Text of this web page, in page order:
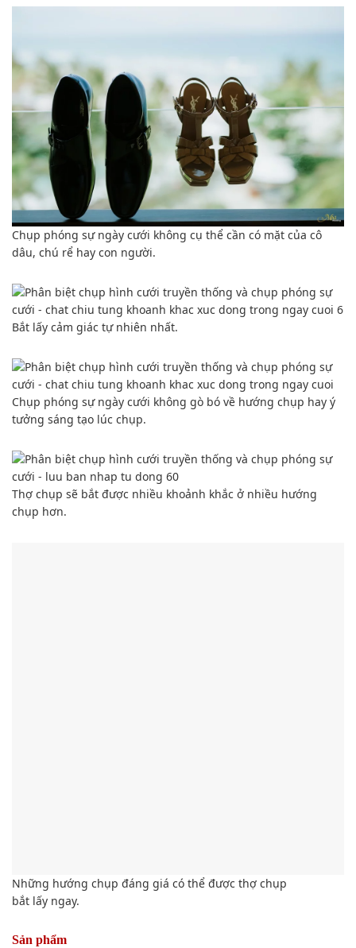
Chụp phóng sự ngày cưới không cụ thể cần có mặt của cô
dâu, chú rể hay con người.
Bắt lấy cảm giác tự nhiên nhất.
Chụp phóng sự ngày cưới không gò bó về hướng chụp hay ý
tưởng sáng tạo lúc chụp.
Thợ chụp sẽ bắt được nhiều khoảnh khắc ở nhiều hướng
chụp hơn.
Những hướng chụp đáng giá có thể được thợ chụp
bắt lấy ngay.
Sản phẩm